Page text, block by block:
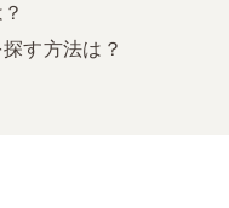
す方法は？